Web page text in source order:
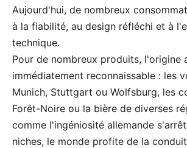
Aujourd'hui, de nombreux
à la fiabilité, au design réfléchi et à
technique.
Pour de nombreux produits, l'origine
immédiatement reconnaissable : les
Munich, Stuttgart ou Wolfsburg, les
Forêt-Noire ou la bière de diverses
comme l'ingéniosité allemande
niches, le monde profite de la